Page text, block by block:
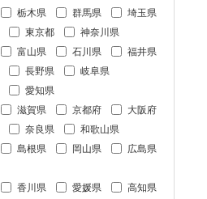
栃木県 群馬県
埼玉県
東京都 神奈川県
富山県 石川県
福井県
長野県
岐阜県
愛知県
滋賀県 京都府
大阪府
奈良県 和歌山県
島根県 岡山県
広島県
香川県 愛媛県 高知県